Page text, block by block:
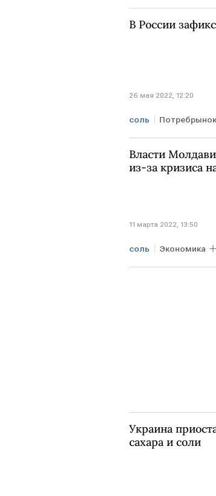
БЕЛОРУССИЯ
В России
26 мая 2022, 12:20
соль Потребрынок
подорожание
Власти
из-за кризиса
11 марта 2022, 13:50
соль Экономика
Украина
сахара и соли